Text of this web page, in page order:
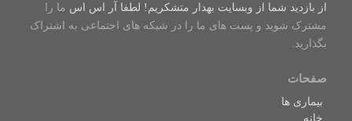
از بازدید شما از وبسایت بهدار متشکریم! لطفا آر اس اس ما را
مشترک شوید و پست های ما را در شبکه های اجتماعی به اشتراک
بگذارید.
صفحات
بیماری ها
خانه